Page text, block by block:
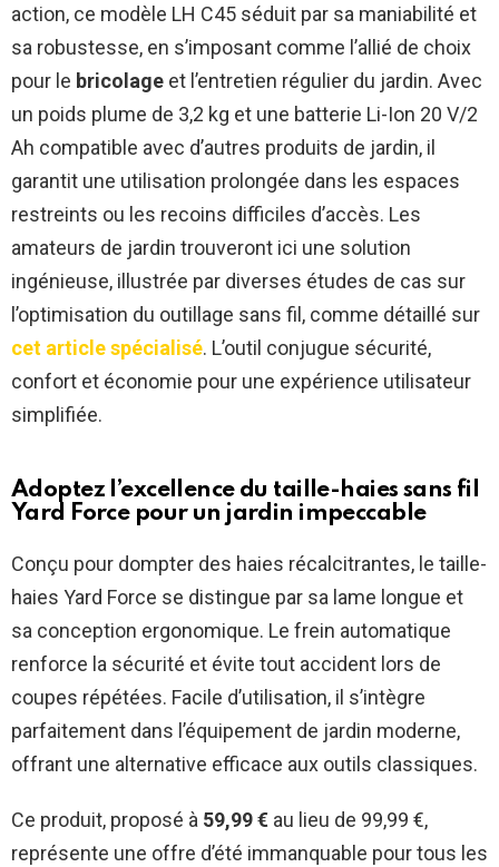
action, ce modèle LH C45 séduit par sa maniabilité et
sa robustesse, en s’imposant comme l’allié de choix
pour le bricolage et l’entretien régulier du jardin. Avec
un poids plume de 3,2 kg et une batterie Li-Ion 20 V/2
Ah compatible avec d’autres produits de jardin, il
garantit une utilisation prolongée dans les espaces
restreints ou les recoins difficiles d’accès. Les
amateurs de jardin trouveront ici une solution
ingénieuse, illustrée par diverses études de cas sur
l’optimisation du outillage sans fil, comme détaillé sur
cet article spécialisé. L’outil conjugue sécurité,
confort et économie pour une expérience utilisateur
simplifiée.
Adoptez l’excellence du taille-haies sans fil
Yard Force pour un jardin impeccable
Conçu pour dompter des haies récalcitrantes, le taille-
haies Yard Force se distingue par sa lame longue et
sa conception ergonomique. Le frein automatique
renforce la sécurité et évite tout accident lors de
coupes répétées. Facile d’utilisation, il s’intègre
parfaitement dans l’équipement de jardin moderne,
offrant une alternative efficace aux outils classiques.
Ce produit, proposé à 59,99 € au lieu de 99,99 €,
représente une offre d’été immanquable pour tous les